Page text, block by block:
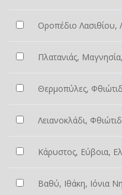
Οροπέδιο Λασιθίου,
Πλατανιάς,
Θερμοπύλες,
Λειανοκλάδι,
Κάρυστος, Εύβοια,
Βαθύ, Ιθάκη, Ιόνια